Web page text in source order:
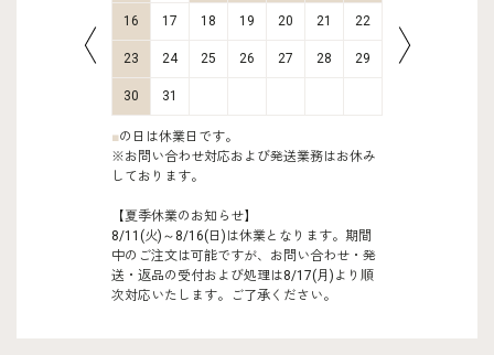
16 17 18 19 20 21 22
23 24 25 26 27 28 29
30 31
■の日は休業日です。
※お問い合わせ対応および発送業務はお休み
しております。
【夏季休業のお知らせ】
8/11(火)～8/16(日)は休業となります。期間
中のご注文は可能ですが、お問い合わせ・発
送・返品の受付および処理は8/17(月)より順
次対応いたします。ご了承ください。